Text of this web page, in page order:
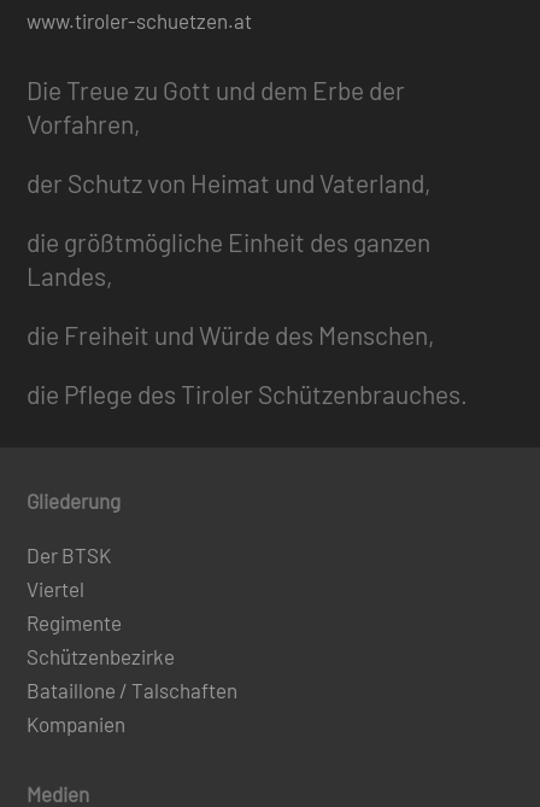
www.tiroler-schuetzen.at
Die Treue zu Gott und dem Erbe der
Vorfahren,
der Schutz von Heimat und Vaterland,
die größtmögliche Einheit des ganzen
Landes,
die Freiheit und Würde des Menschen,
die Pflege des Tiroler Schützenbrauches.
Gliederung
Der BTSK
Viertel
Regimente
Schützenbezirke
Bataillone / Talschaften
Kompanien
Medien